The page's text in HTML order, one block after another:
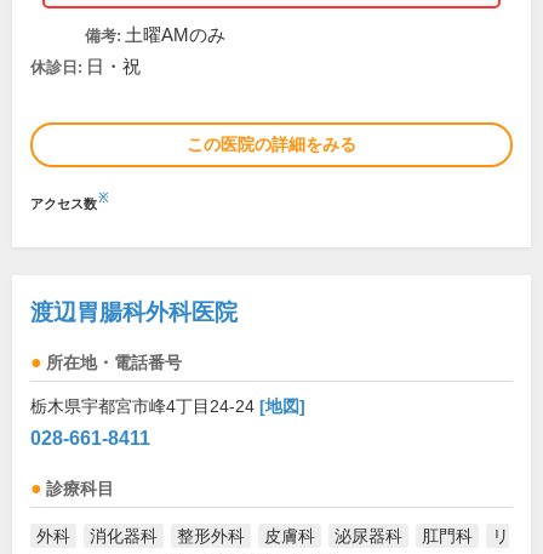
備考: 土曜AMのみ
休診日: 日・祝
この医院の詳細をみる
アクセス数※
渡辺胃腸科外科医院
所在地・電話番号
栃木県宇都宮市峰4丁目24-24 [地図]
028-661-8411
診療科目
外科 消化器科 整形外科 皮膚科 泌尿器科 肛門科
リ